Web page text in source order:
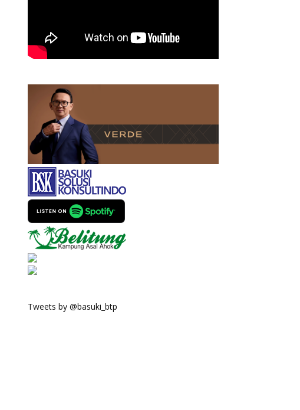
Tweets by @basuki_btp